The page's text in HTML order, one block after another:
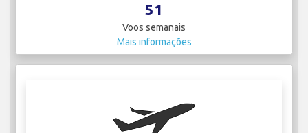
51
Voos semanais
Mais informações